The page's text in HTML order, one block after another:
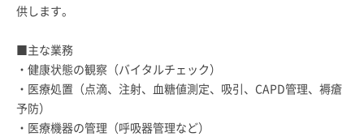
供します。
■主な業務
・健康状態の観察（バイタルチェック）
・医療処置（点滴、注射、血糖値測定、吸引、CAPD管理、褥瘡
予防）
・医療機器の管理（呼吸器管理など）